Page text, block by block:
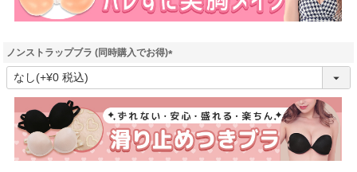
ノンストラップブラ (同時購入でお得)
(
須
)